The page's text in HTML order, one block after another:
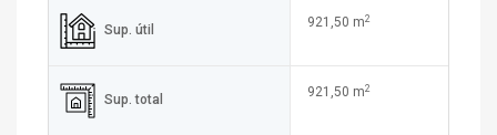
Sup. útil
921,50 m2
Sup. total
921,50 m2